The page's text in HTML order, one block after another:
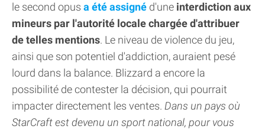
le second opus a été assigné d'une interdiction aux
mineurs par l'autorité locale chargée d'attribuer
de telles mentions. Le niveau de violence du jeu,
ainsi que son potentiel d'addiction, auraient pesé
lourd dans la balance. Blizzard a encore la
possibilité de contester la décision, qui pourrait
impacter directement les ventes. Dans un pays où
StarCraft est devenu un sport national, pour vous